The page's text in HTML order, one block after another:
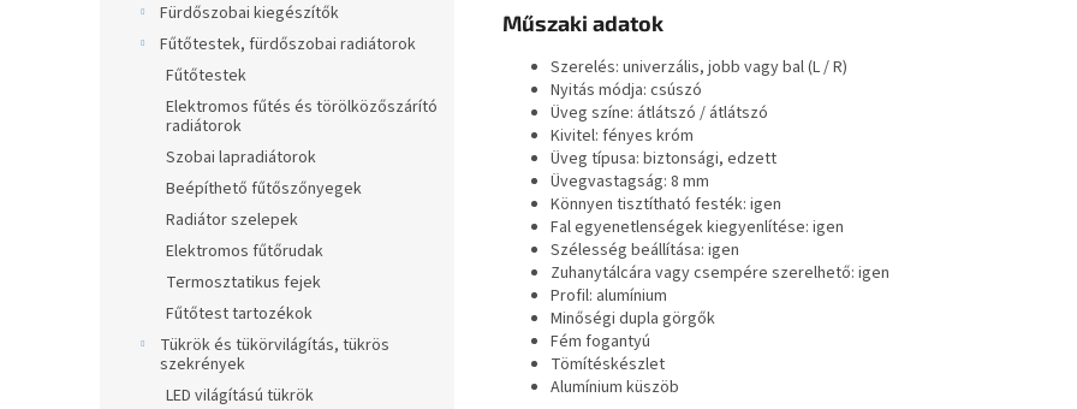
Fürdőszobai kiegészítők
Fűtőtestek, fürdőszobai radiátorok
Fűtőtestek
Elektromos fűtés és törölközőszárító
radiátorok
Szobai lapradiátorok
Beépíthető fűtőszőnyegek
Radiátor szelepek
Elektromos fűtőrudak
Termosztatikus fejek
Fűtőtest tartozékok
Tükrök és tükörvilágítás, tükrös
szekrények
LED világítású tükrök
Műszaki adatok
Szerelés: univerzális, jobb vagy bal (L / R)
Nyitás módja: csúszó
Üveg színe: átlátszó / átlátszó
Kivitel: fényes króm
Üveg típusa: biztonsági, edzett
Üvegvastagság: 8 mm
Könnyen tisztítható festék: igen
Fal egyenetlenségek kiegyenlítése: igen
Szélesség beállítása: igen
Zuhanytálcára vagy csempére szerelhető: igen
Profil: alumínium
Minőségi dupla görgők
Fém fogantyú
Tömítéskészlet
Alumínium küszöb